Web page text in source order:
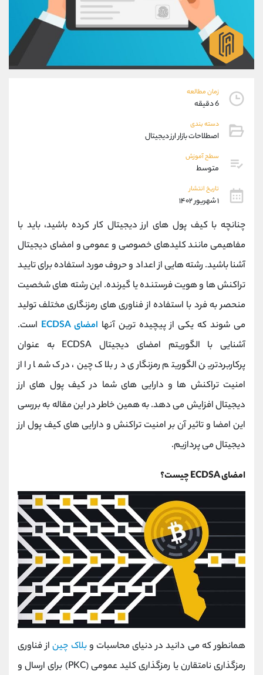
زمان مطالعه
6 دقیقه
دسته بندی
اصطلاحات بازار ارز دیجیتال
سطح آموزش
متوسط
تاریخ انتشار
۱ شهریور ۱۴۰۲
چنانچه با کیف پول های ارز دیجیتال کار کرده باشید، باید با
مفاهیمی مانند کلیدهای خصوصی و عمومی و امضای دیجیتال
آشنا باشید. رشته هایی از اعداد و حروف مورد استفاده برای تایید
تراکنش ها و هویت فرستنده یا گیرنده. این رشته های شخصیت
منحصر به فرد با استفاده از فناوری های رمزنگاری مختلف تولید
می شوند که یکی از پیچیده ترین آنها امضای ECDSA
است.
آشنایی با الگوریتم امضای دیجیتال ECDSA به عنوان
پرکاربردترین الگوریتم رمزنگاری در بلاک چین، درک شما را از
امنیت تراکنش ها و دارایی های شما در کیف پول های ارز
دیجیتال افزایش می دهد. به همین خاطر در این مقاله به بررسی
این امضا و تاثیر آن بر امنیت تراکنش و دارایی های کیف پول ارز
دیجیتال می پردازیم.
امضای ECDSA چیست؟
همانطور که می دانید در دنیای محاسبات وبلاک چیناز فناوری
رمزگذاری نامتقارن یا رمزگذاری کلید عمومی (PKC) برای ارسال و
09194198792
شروع گفتگو
تلگرام @Armteam_admin_33
داخلی
موبایل
تلگرام
اطلاعات تماس
تلفن
بدون پیش شماره 90001030
@alireza.mehrabii
کانال تلگرام @alirezamehrabi_com
کانال بله @alirezamehrabi_official